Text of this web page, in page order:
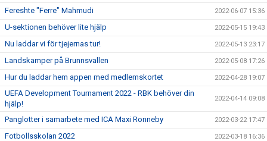
Fereshte "Ferre" Mahmudi 2022-06-07 15:36
U-sektionen behöver lite hjälp 2022-05-15 19:43
Nu laddar vi för tjejernas tur! 2022-05-13 23:17
Landskamper på Brunnsvallen 2022-05-08 17:26
Hur du laddar hem appen med medlemskortet 2022-04-28 19:07
UEFA Development Tournament 2022 - RBK behöver din
hjälp!
2022-04-14 09:08
Panglotter i samarbete med ICA Maxi Ronneby 2022-03-22 17:47
Fotbollsskolan 2022 2022-03-18 16:36